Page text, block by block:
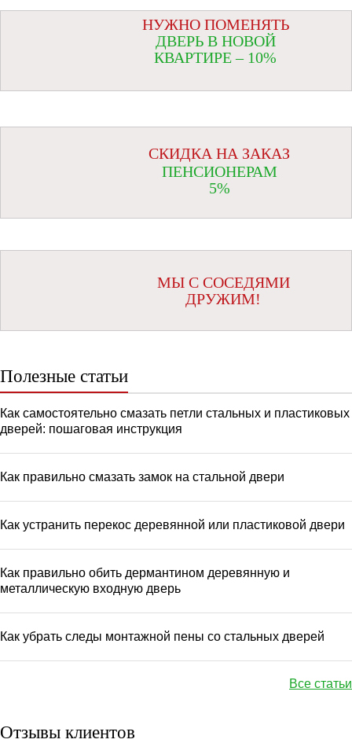
НУЖНО ПОМЕНЯТЬ
ДВЕРЬ В НОВОЙ
КВАРТИРЕ – 10%
СКИДКА НА ЗАКАЗ
ПЕНСИОНЕРАМ
5%
МЫ С СОСЕДЯМИ
ДРУЖИМ!
Полезные статьи
Как самостоятельно смазать петли стальных и пластиковых
дверей: пошаговая инструкция
Как правильно смазать замок на стальной двери
Как устранить перекос деревянной или пластиковой двери
Как правильно обить дермантином деревянную и
металлическую входную дверь
Как убрать следы монтажной пены со стальных дверей
Все статьи
Отзывы клиентов